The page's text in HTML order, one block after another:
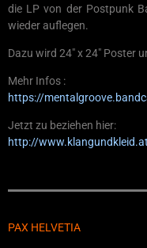
die LP von der Postpunk
wieder auflegen.
Dazu wird 24″ x 24″ Poster
Mehr Infos :
https://
Jetzt zu beziehen hier:
http://
PAX HELVETIA